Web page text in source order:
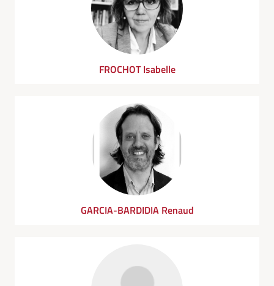
FROCHOT Isabelle
GARCIA-BARDIDIA Renaud